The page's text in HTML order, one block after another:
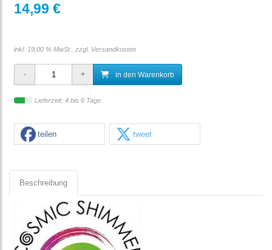
14,99 €
inkl. 19,00 % MwSt., zzgl. Versandkosten
in den Warenkorb
Lieferzeit: 4 bis 6 Tage
teilen tweet
Beschreibung